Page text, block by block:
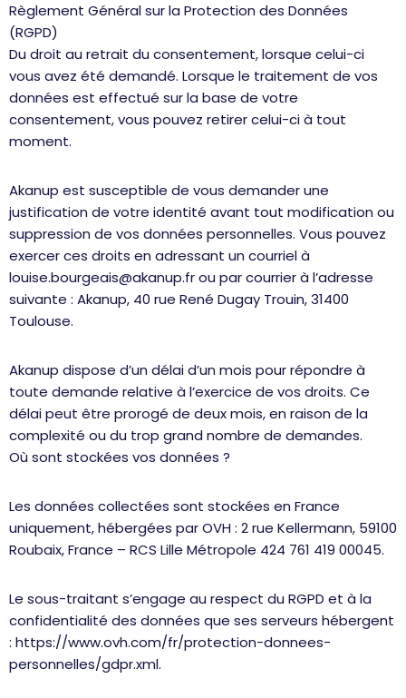
Règlement Général sur la Protection des Données
(RGPD)
Du droit au retrait du consentement, lorsque celui-ci
vous avez été demandé. Lorsque le traitement de vos
données est effectué sur la base de votre
consentement, vous pouvez retirer celui-ci à tout
moment.
Akanup est susceptible de vous demander une
justification de votre identité avant tout modification ou
suppression de vos données personnelles. Vous pouvez
exercer ces droits en adressant un courriel à
louise.bourgeais@akanup.fr ou par courrier à l’adresse
suivante : Akanup, 40 rue René Dugay Trouin, 31400
Toulouse.
Akanup dispose d’un délai d’un mois pour répondre à
toute demande relative à l’exercice de vos droits. Ce
délai peut être prorogé de deux mois, en raison de la
complexité ou du trop grand nombre de demandes.
Où sont stockées vos données ?
Les données collectées sont stockées en France
uniquement, hébergées par OVH : 2 rue Kellermann, 59100
Roubaix, France – RCS Lille Métropole 424 761 419 00045.
Le sous-traitant s’engage au respect du RGPD et à la
confidentialité des données que ses serveurs hébergent
: https://www.ovh.com/fr/protection-donnees-
personnelles/gdpr.xml.